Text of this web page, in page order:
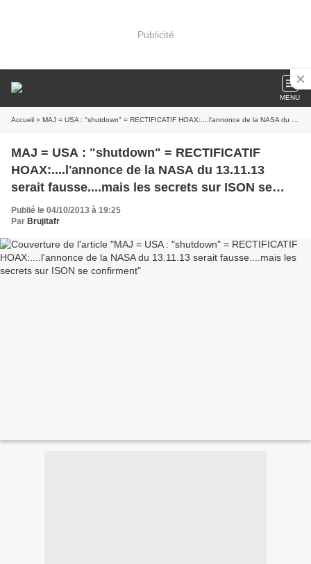
Publicité
MENU
Accueil » MAJ = USA : "shutdown" = RECTIFICATIF HOAX:....l'annonce de la NASA du 13.11.13 serait fausse....mais les secrets sur ISON se confirment
MAJ = USA : "shutdown" = RECTIFICATIF
HOAX:....l'annonce de la NASA du 13.11.13
serait fausse....mais les secrets sur ISON se
confirment
Publié le 04/10/2013 à 19:25
Par Brujitafr